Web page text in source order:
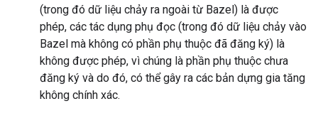
(trong đó dữ liệu chảy ra ngoài từ Bazel) là được
phép, các tác dụng phụ đọc (trong đó dữ liệu chảy vào
Bazel mà không có phần phụ thuộc đã đăng ký) là
không được phép, vì chúng là phần phụ thuộc chưa
đăng ký và do đó, có thể gây ra các bản dựng gia tăng
không chính xác.